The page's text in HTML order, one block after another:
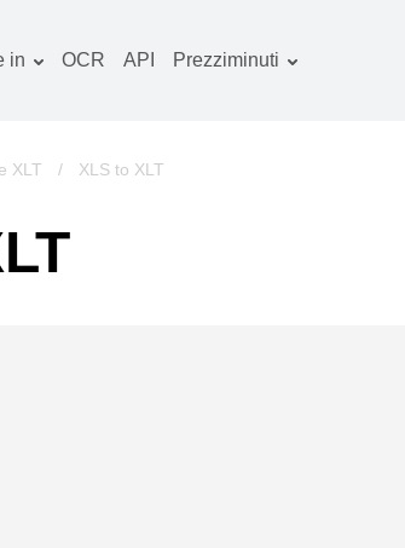
in
convertitore
convertitore
OCR API Prezziminuti
XLT / XLS to XLT